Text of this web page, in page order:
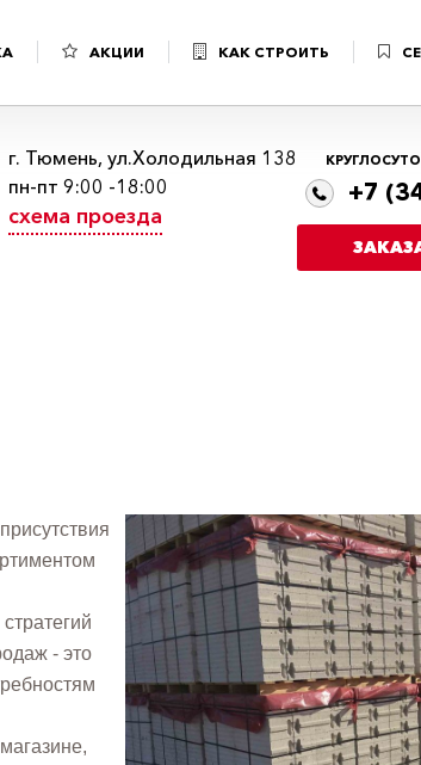
АКЦИИ КАК СТРОИТЬ
г. Тюмень, ул.Холодильная 138
пн-пт 9:00 -18:00
схема проезда
+7
- это